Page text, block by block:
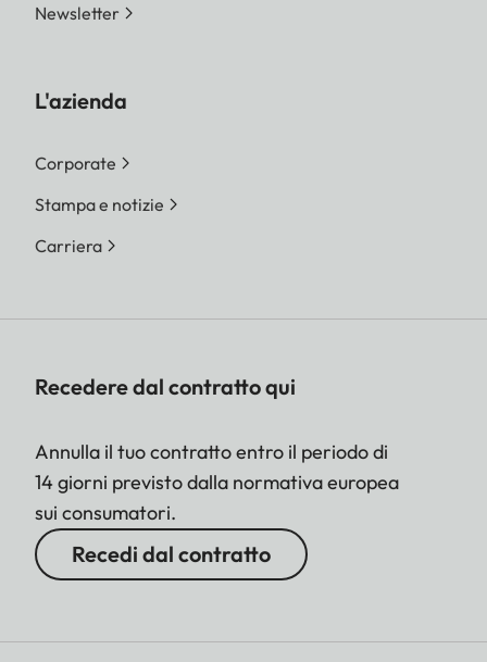
Newsletter
L'azienda
Corporate
Stampa e notizie
Carriera
Recedere dal contratto qui
Annulla il tuo contratto entro il periodo di
14 giorni previsto dalla normativa europea
sui consumatori.
Recedi dal contratto